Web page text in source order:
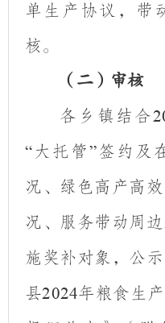
单生产协议，带
核。
（二）审核
各乡镇结合
“ 大托管”签约及
况、绿色高产高
况、服务带动周
施奖补对象，公
县2024年粮食生